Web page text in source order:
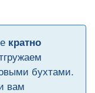
кратно
бухтами.
вам